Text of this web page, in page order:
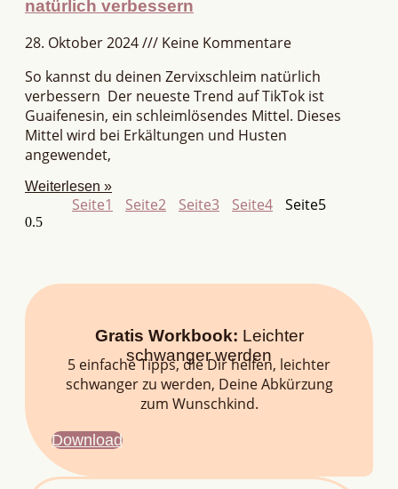
natürlich verbessern
28. Oktober 2024
Keine Kommentare
So kannst du deinen Zervixschleim natürlich
verbessern Der neueste Trend auf TikTok ist
Guaifenesin, ein schleimlösendes Mittel. Dieses
Mittel wird bei Erkältungen und Husten
angewendet,
Weiterlesen »
Seite1 Seite2 Seite3 Seite4 Seite5
Gratis Workbook: Leichter
schwanger werden
5 einfache Tipps, die Dir helfen, leichter
schwanger zu werden, Deine Abkürzung
zum Wunschkind.
Download